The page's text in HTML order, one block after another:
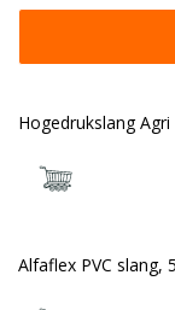
Hogedrukslang Agri
Alfaflex PVC slang,